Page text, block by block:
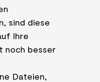
sind diese
Ihre
noch besser
Dateien,